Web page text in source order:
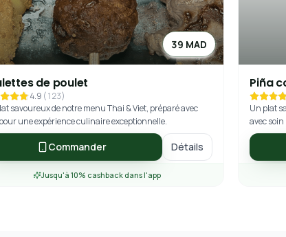
39 MAD
de poulet
4.9 (123)
savoureux de notre menu Thai & Viet, préparé avec
une expérience culinaire exceptionnelle.
Commander Détails
Jusqu'à 10% cashback dans l'app
Piña
Un plat
avec